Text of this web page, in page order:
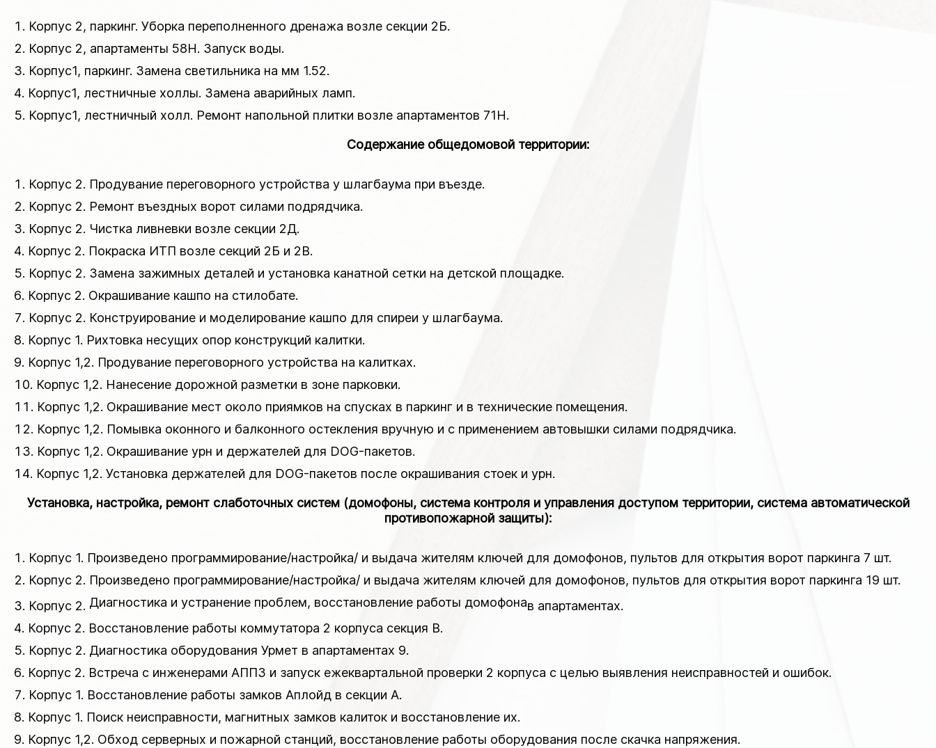
Корпус 2, паркинг. Уборка переполненного дренажа возле секции 2Б.
Корпус 2, апартаменты 58Н. Запуск воды.
Корпус1, паркинг. Замена светильника на мм 1.52.
Корпус1, лестничные холлы. Замена аварийных ламп.
Корпус1, лестничный холл. Ремонт напольной плитки возле апартаментов 71Н.
Содержание общедомовой территории:
Корпус 2. Продувание переговорного устройства у шлагбаума при въезде.
Корпус 2. Ремонт въездных ворот силами подрядчика.
Корпус 2. Чистка ливневки возле секции 2Д.
Корпус 2. Покраска ИТП возле секций 2Б и 2В.
Корпус 2. Замена зажимных деталей и установка канатной сетки на детской площадке.
Корпус 2. Окрашивание кашпо на стилобате.
Корпус 2. Конструирование и моделирование кашпо для спиреи у шлагбаума.
Корпус 1. Рихтовка несущих опор конструкций калитки.
Корпус 1,2. Продувание переговорного устройства на калитках.
Корпус 1,2. Нанесение дорожной разметки в зоне парковки.
Корпус 1,2. Окрашивание мест около приямков на спусках в паркинг и в технические помещения.
Корпус 1,2. Помывка оконного и балконного остекления вручную и с применением автовышки силами подрядчика.
Корпус 1,2. Окрашивание урн и держателей для DOG-пакетов.
Корпус 1,2. Установка держателей для DOG-пакетов после окрашивания стоек и урн.
Установка, настройка, ремонт слаботочных систем (домофоны, система контроля и управления доступом территории, система автоматической
противопожарной защиты):
Корпус 1. Произведено программирование/настройка/ и выдача жителям ключей для домофонов, пультов для открытия ворот паркинга 7 шт.
Корпус 2. Произведено программирование/настройка/ и выдача жителям ключей для домофонов, пультов для открытия ворот паркинга 19 шт.
Корпус 2. Диагностика и устранение проблем, восстановление работы домофонав апартаментах.
Корпус 2. Восстановление работы коммутатора 2 корпуса секция В.
Корпус 2. Диагностика оборудования Урмет в апартаментах 9.
Корпус 2. Встреча с инженерами АППЗ и запуск ежеквартальной проверки 2 корпуса с целью выявления неисправностей и ошибок.
Корпус 1. Восстановление работы замков Аплойд в секции А.
Корпус 1. Поиск неисправности, магнитных замков калиток и восстановление их.
Корпус 1,2. Обход серверных и пожарной станций, восстановление работы оборудования после скачка напряжения.